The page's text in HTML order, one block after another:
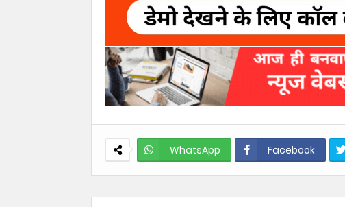
WhatsApp Facebook